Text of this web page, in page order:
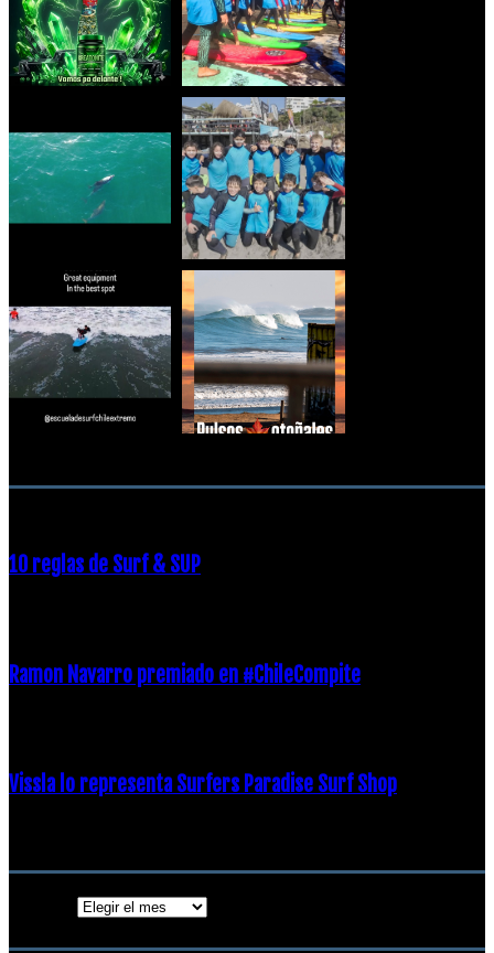
10 reglas de Surf & SUP
Ramon Navarro premiado en #ChileCompite
Vissla lo representa Surfers Paradise Surf Shop